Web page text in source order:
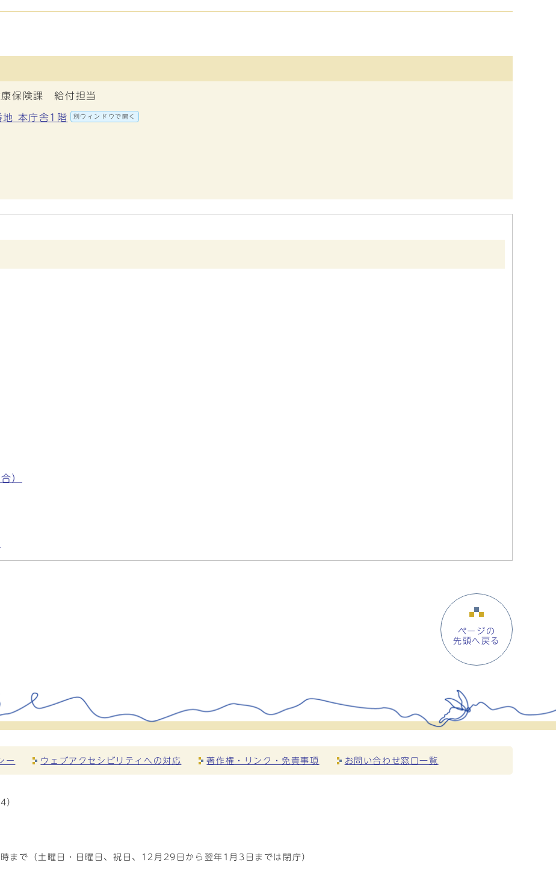
保険課 給付担当
本庁舎1階 別ウィンドウで開く
）
ページの
先頭へ戻る
ー ウェブアクセシビリティへの対応 著作権・リンク・免責事項 お問い合わせ窓口一覧
まで（土曜日・日曜日、祝日、12月29日から翌年1月3日までは閉庁）